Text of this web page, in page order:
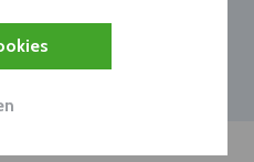
nieuwkomers op de
arbeidsmarkt